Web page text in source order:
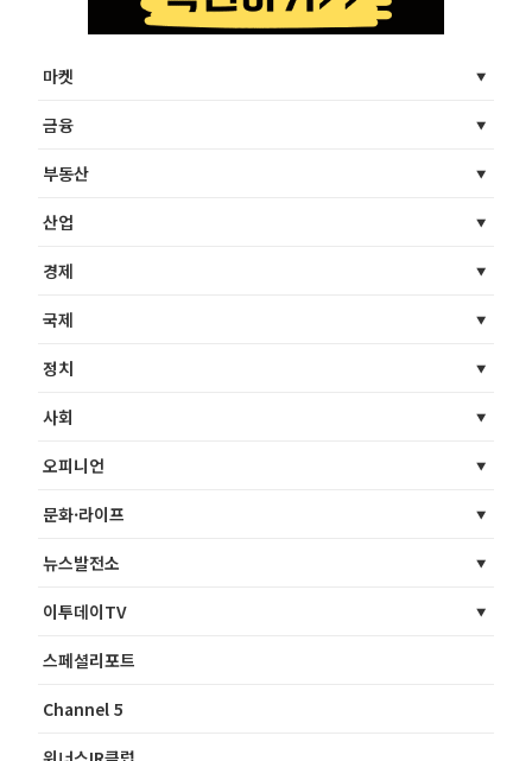
마켓
금융
부동산
산업
경제
국제
정치
사회
오피니언
문화·라이프
뉴스발전소
이투데이TV
스페셜리포트
Channel 5